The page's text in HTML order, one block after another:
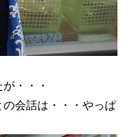
・・・
会話は・・・やっぱ